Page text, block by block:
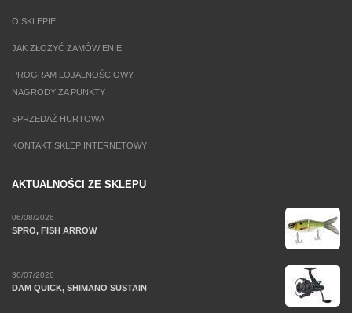
O SKLEPIE
JAK ZŁOŻYĆ ZAMÓWIENIE
PROGRAM LOJALNOŚCIOWY -
NAGRODY ZA PUNKTY
SPRZEDAŻ HURTOWA
KONTAKT SKLEP INTERNETOWY
AKTUALNOŚCI ZE SKLEPU
06/08/2026
SPRO, FISH ARROW
30/07/2026
DAM QUICK, SHIMANO SUSTAIN